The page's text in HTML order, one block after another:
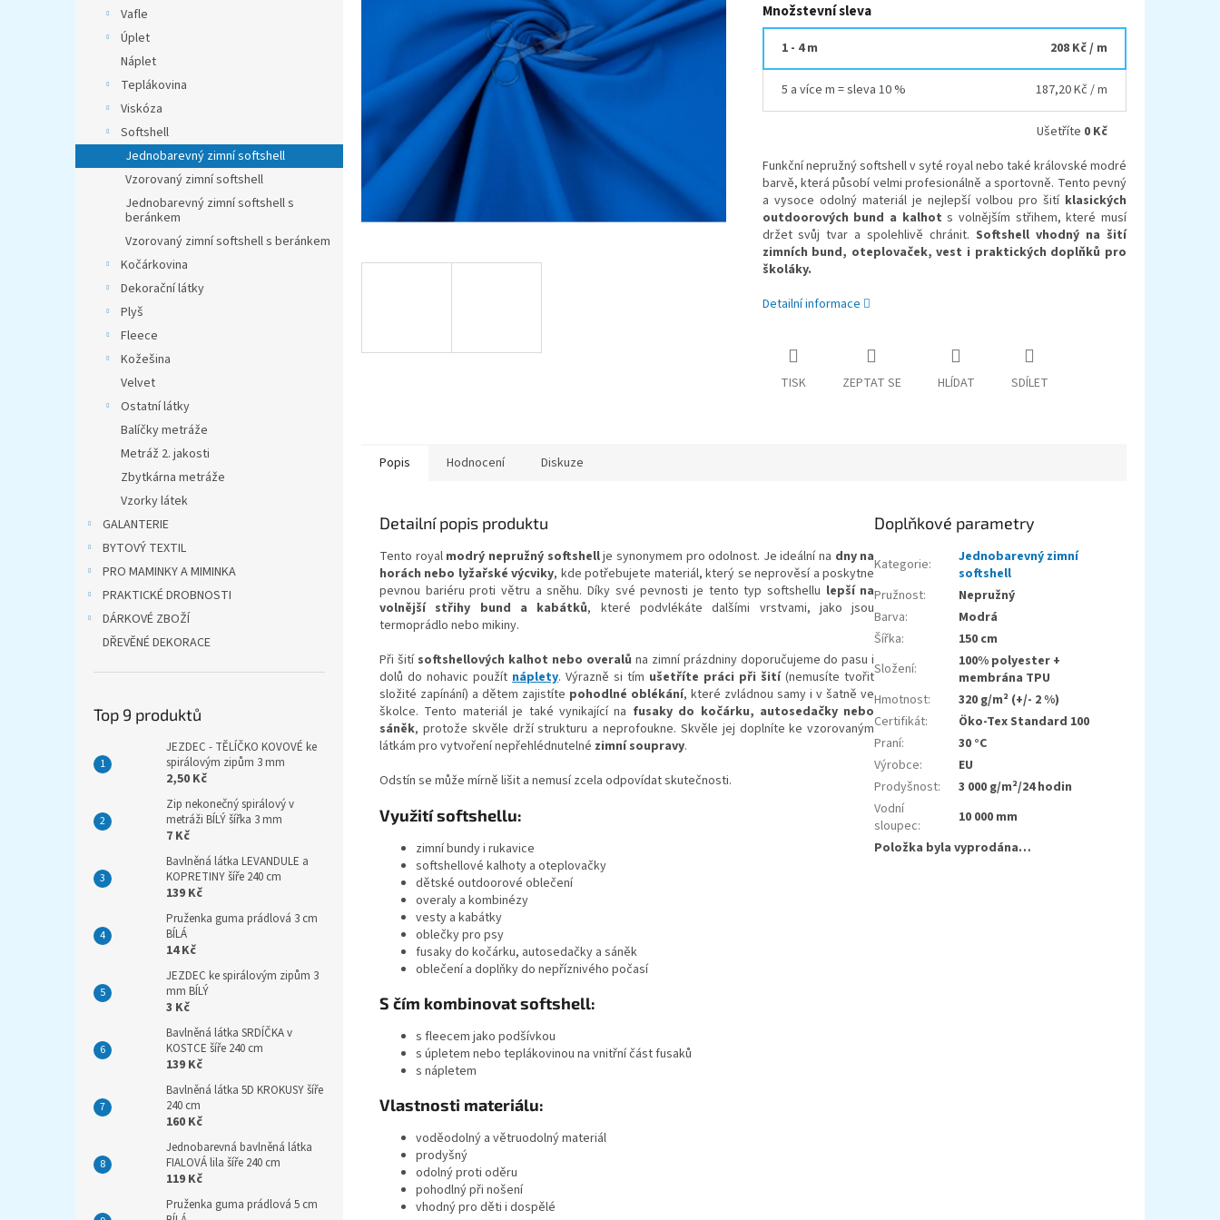
Vafle
Úplet
Náplet
Teplákovina
Viskóza
Softshell
Jednobarevný zimní softshell
Vzorovaný zimní softshell
Jednobarevný zimní softshell s
beránkem
Vzorovaný zimní softshell s beránkem
Kočárkovina
Dekorační látky
Plyš
Fleece
Kožešina
Velvet
Ostatní látky
Balíčky metráže
Metráž 2. jakosti
Zbytkárna metráže
Vzorky látek
GALANTERIE
BYTOVÝ TEXTIL
PRO MAMINKY A MIMINKA
PRAKTICKÉ DROBNOSTI
DÁRKOVÉ ZBOŽÍ
DŘEVĚNÉ DEKORACE
Top 9 produktů
JEZDEC - TĚLÍČKO KOVOVÉ ke
spirálovým zipům 3 mm
2,50 Kč
Zip nekonečný spirálový v
metráži BÍLÝ šířka 3 mm
7 Kč
Bavlněná látka LEVANDULE a
KOPRETINY šíře 240 cm
139 Kč
Pruženka guma prádlová 3 cm
BÍLÁ
14 Kč
JEZDEC ke spirálovým zipům 3
mm BÍLÝ
3 Kč
Bavlněná látka SRDÍČKA v
KOSTCE šíře 240 cm
139 Kč
Bavlněná látka 5D KROKUSY šíře
240 cm
160 Kč
Jednobarevná bavlněná látka
FIALOVÁ lila šíře 240 cm
119 Kč
Pruženka guma prádlová 5 cm
Množstevní sleva
1 - 4 m 208 Kč/ m
5 a více m = sleva 10 % 187,20 Kč / m
Ušetříte 0 Kč
Funkční nepružný softshell v syté royal nebo také královské modré
barvě, která působí velmi profesionálně a sportovně. Tento pevný
a vysoce odolný materiál je nejlepší volbou pro šití klasických
outdoorových bund a kalhot s volnějším střihem, které musí
držet svůj tvar a spolehlivě chránit.Softshell vhodný na šití
zimních bund, oteplovaček, vest i praktických doplňků pro
školáky.
Detailní informace
TISK ZEPTAT SE HLÍDAT SDÍLET
Popis Hodnocení Diskuze
Detailní popis produktu
Tento royalmodrý nepružný softshellje synonymem pro odolnost. Je ideální na dny na
horách nebo lyžařské výcviky, kde potřebujete materiál, který se neprověsí a poskytne
pevnou bariéru proti větru a sněhu. Díky své pevnosti je tento typ softshellu lepší na
volnější střihy bund a kabátků, které podvlékáte dalšími vrstvami, jako jsou
termoprádlo nebo mikiny.
Při šití softshellových kalhot nebo overalů na zimní prázdniny doporučujeme do pasu i
dolů do nohavic použít náplety. Výrazně si tím ušetříte práci při šití(nemusíte tvořit
složité zapínání) a dětem zajistíte pohodlné oblékání, které zvládnou samy i v šatně ve
školce. Tento materiál je také vynikající na fusaky do kočárku, autosedačky nebo
sáněk, protože skvěle drží strukturu a neprofoukne. Skvěle jej doplníte ke vzorovaným
látkám pro vytvoření nepřehlédnutelné zimní soupravy.
Odstín se může mírně lišit a nemusí zcela odpovídat skutečnosti.
Využití softshellu:
zimní bundy i rukavice
softshellové kalhoty a oteplovačky
dětské outdoorové oblečení
overaly a kombinézy
vesty a kabátky
oblečky pro psy
fusaky do kočárku, autosedačky a sáněk
oblečení a doplňky do nepříznivého počasí
S čím kombinovat softshell:
s fleecem jako podšívkou
s úpletem nebo teplákovinou na vnitřní část fusaků
s nápletem
Vlastnosti materiálu:
voděodolný a větruodolný materiál
prodyšný
odolný proti oděru
pohodlný při nošení
vhodný pro děti i dospělé
Doplňkové parametry
Kategorie:
Jednobarevný zimní
softshell
Pružnost:
Nepružný
Barva:
Modrá
Šířka:
150 cm
Složení:
100% polyester +
membrána TPU
Hmotnost:
320 g/m² (+/- 2 %)
Certifikát:
Öko-Tex Standard 100
Praní:
30 °C
Výrobce:
EU
Prodyšnost:
3 000 g/m²/24 hodin
Vodní
sloupec:
10 000 mm
Položka byla vyprodána…